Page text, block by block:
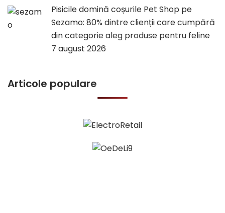
Pisicile domină coșurile Pet Shop pe
Sezamo: 80% dintre clienții care cumpără
din categorie aleg produse pentru feline
7 august 2026
Articole populare